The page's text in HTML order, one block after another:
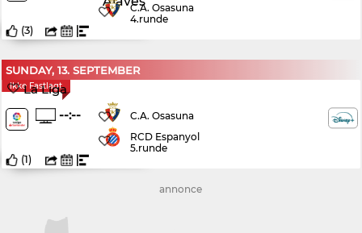
C.A. Osasuna
4.runde
(3)
SUNDAY, 13. SEPTEMBER
Ikke Fastlagt
La Liga
--:--
C.A. Osasuna
RCD Espanyol
5.runde
(1)
annonce